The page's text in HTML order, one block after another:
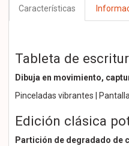
Características
Tableta de
Dibuja en movimiento,
Pinceladas vibrantes |
Edición clásica
Partición de degradado de